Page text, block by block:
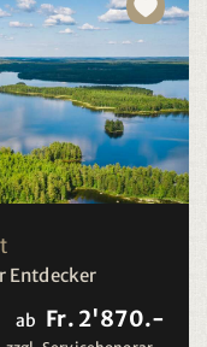
Entdecker
ab Fr. 2'870.-